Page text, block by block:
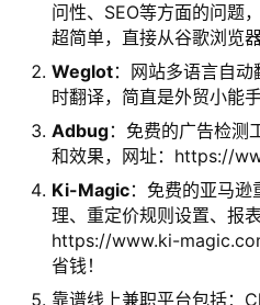
问性、SEO等方面的问题
超简单，直接从谷歌浏览
Weglot：网站多语言自
时翻译，简直是外贸小能手
Adbug：免费的广告检测
和效果，网址：https://
Ki-Magic：免费的亚马
理、重定价规则设置、报
https://www.ki-
省钱！
靠谱线上兼职平台包括：